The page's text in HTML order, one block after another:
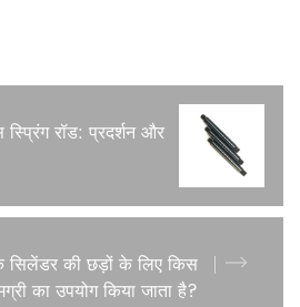
रॉड: प्रदर्शन और
सिलेंडर की छड़ों के लिए किस
का उपयोग किया जाता है?